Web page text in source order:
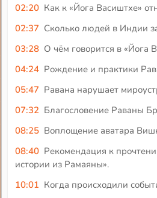
02:20 Как к «Йога Васиштхе»
02:37 Сколько людей в Индии
03:28 О чём говорится в «Йога
04:24 Рождение и практики
05:47 Равана нарушает
07:32 Благословение Раваны
08:25 Воплощение аватара
08:40 Рекомендация к
истории из Рамаяны».
10:01 Когда происходили